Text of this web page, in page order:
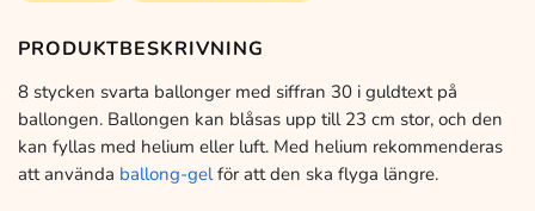
mängd
PRODUKTBESKRIVNING
8 stycken svarta ballonger med siffran 30 i guldtext på
ballongen. Ballongen kan blåsas upp till 23 cm stor, och den
kan fyllas med helium eller luft. Med helium rekommenderas
att använda ballong-gelför att den ska flyga längre.